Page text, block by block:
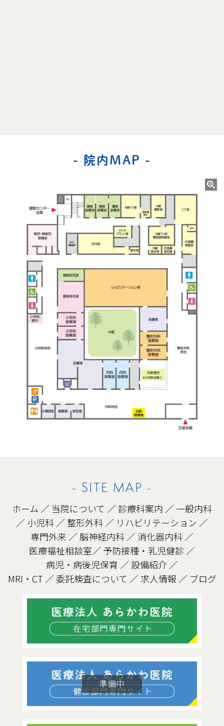
- 院内MAP -
- SITE MAP -
ホーム ／ 当院について ／ 診療科案内 ／一般内科
／ 小児科 ／ 整形外科 ／ リハビリテーション ／
専門外来 ／ 脳神経内科 ／消化器内科 ／
医療福祉相談室／ 予防接種・乳児健診 ／
病児・病後児保育 ／ 設備紹介 ／
MRI・CT ／委託検査について ／求人情報 ／ ブログ